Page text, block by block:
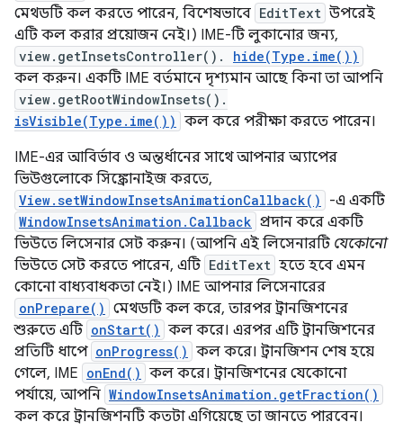
মেথডটি কল করতে পারেন, বিশেষভাবে EditText উপরেই
এটি কল করার প্রয়োজন নেই।) IME-টি লুকানোর জন্য,
view.getInsetsController(). hide(Type.ime())
কল করুন। একটি IME বর্তমানে দৃশ্যমান আছে কিনা তা আপনি
view.getRootWindowInsets().
isVisible(Type.ime()) কল করে পরীক্ষা করতে পারেন।
IME-এর আবির্ভাব ও অন্তর্ধানের সাথে আপনার অ্যাপের
ভিউগুলোকে সিঙ্ক্রোনাইজ করতে,
View.setWindowInsetsAnimationCallback() -এ একটি
WindowInsetsAnimation.Callback প্রদান করে একটি
ভিউতে লিসেনার সেট করুন। (আপনি এই লিসেনারটি যেকোনো
ভিউতে সেট করতে পারেন, এটি EditText হতে হবে এমন
কোনো বাধ্যবাধকতা নেই।) IME আপনার লিসেনারের
onPrepare() মেথডটি কল করে, তারপর ট্রানজিশনের
শুরুতে এটি onStart() কল করে। এরপর এটি ট্রানজিশনের
প্রতিটি ধাপে onProgress() কল করে। ট্রানজিশন শেষ হয়ে
গেলে, IME onEnd() কল করে। ট্রানজিশনের যেকোনো
পর্যায়ে, আপনি WindowInsetsAnimation.getFraction()
কল করে ট্রানজিশনটি কতটা এগিয়েছে তা জানতে পারবেন।